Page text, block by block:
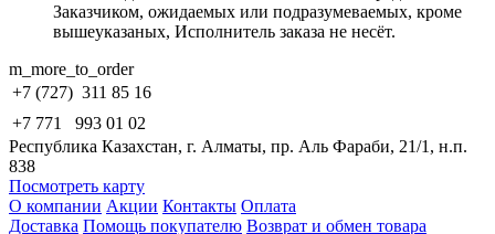
Заказчиком, ожидаемых или подразумеваемых, кроме
вышеуказаных, Исполнитель заказа не несёт.
m_more_to_order
+7 (727) 311 85 16
+7 771
993 01 02
Республика Казахстан, г. Алматы, пр. Аль Фараби, 21/1, н.п.
838
Посмотреть карту
О компании Акции Контакты Оплата
Доставка Помощь покупателю Возврат и обмен товара